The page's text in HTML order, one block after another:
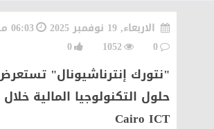
الاربعاء, 19 نوفمبر 2025
06:03 مساءً
0
1052
0
"نتورك إنترناشيونال"
حلول التكنولوجيا المالية
Cairo ICT